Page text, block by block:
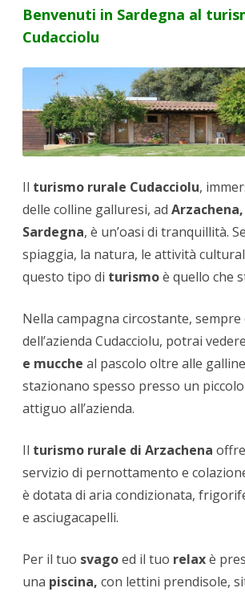
Benvenuti in Sardegna al
Cudacciolu
Il turismo rurale Cudacciolu,
delle colline galluresi, ad Arzachena,
Sardegna, è un’oasi di tranquillità.
spiaggia, la natura, le attività
questo tipo di turismoè quello che
Nella campagna circostante,
dell’azienda Cudacciolu, potrai vedere
e mucche al pascolo oltre alle
stazionano spesso presso un
attiguo all’azienda.
Il turismo rurale di Arzachena
servizio di pernottamento e
è dotata di aria condizionata,
e asciugacapelli.
Per il tuo svagoed il tuo relaxè
una piscina, con lettini prendisole,